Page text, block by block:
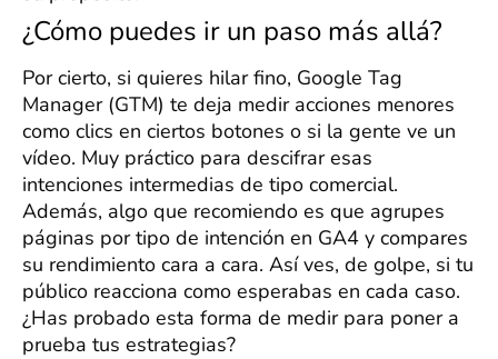
¿Cómo puedes ir un paso más allá?
Por cierto, si quieres hilar fino, Google Tag
Manager (GTM) te deja medir acciones menores
como clics en ciertos botones o si la gente ve un
vídeo. Muy práctico para descifrar esas
intenciones intermedias de tipo comercial.
Además, algo que recomiendo es que agrupes
páginas por tipo de intención en GA4 y compares
su rendimiento cara a cara. Así ves, de golpe, si tu
público reacciona como esperabas en cada caso.
¿Has probado esta forma de medir para poner a
prueba tus estrategias?